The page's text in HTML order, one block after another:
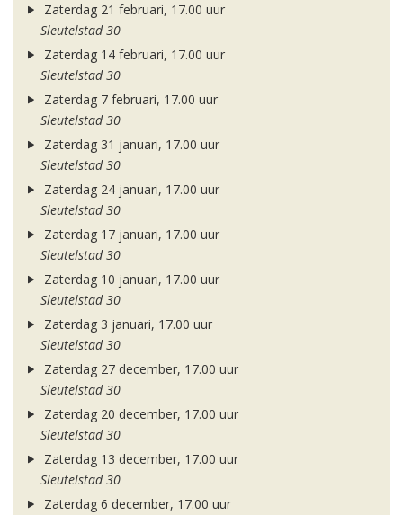
Zaterdag 21 februari, 17.00 uur
Sleutelstad 30
Zaterdag 14 februari, 17.00 uur
Sleutelstad 30
Zaterdag 7 februari, 17.00 uur
Sleutelstad 30
Zaterdag 31 januari, 17.00 uur
Sleutelstad 30
Zaterdag 24 januari, 17.00 uur
Sleutelstad 30
Zaterdag 17 januari, 17.00 uur
Sleutelstad 30
Zaterdag 10 januari, 17.00 uur
Sleutelstad 30
Zaterdag 3 januari, 17.00 uur
Sleutelstad 30
Zaterdag 27 december, 17.00 uur
Sleutelstad 30
Zaterdag 20 december, 17.00 uur
Sleutelstad 30
Zaterdag 13 december, 17.00 uur
Sleutelstad 30
Zaterdag 6 december, 17.00 uur